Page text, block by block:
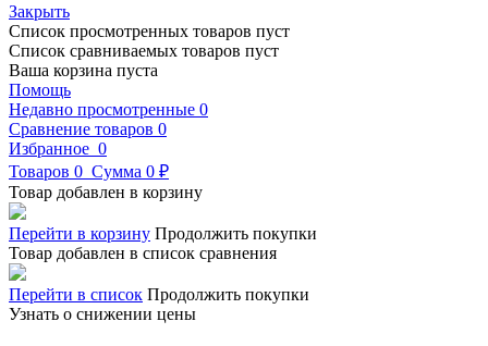
Закрыть
Список просмотренных товаров пуст
Список сравниваемых товаров пуст
Ваша корзина пуста
Помощь
Недавно просмотренные 0
Сравнение товаров 0
Избранное 0
Товаров 0 Сумма 0 ₽
Товар добавлен в корзину
Перейти в корзину Продолжить покупки
Товар добавлен в список сравнения
Перейти в список Продолжить покупки
Узнать о снижении цены